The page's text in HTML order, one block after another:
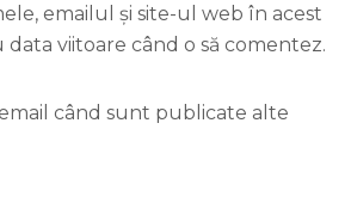
emailul și site-ul web în acest
viitoare când o să comentez.
când sunt publicate alte